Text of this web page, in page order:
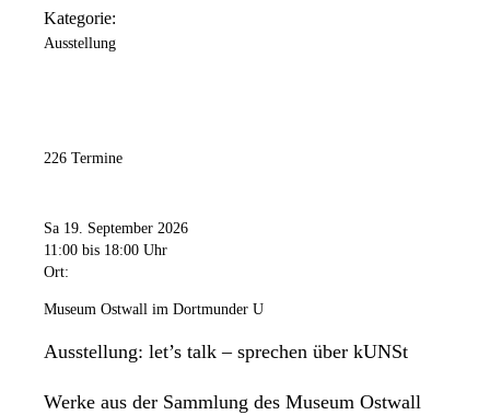
Kategorie:
Ausstellung
226 Termine
Sa 19. September 2026
11:00 bis 18:00 Uhr
Ort:
Museum Ostwall im Dortmunder U
Ausstellung: let’s talk – sprechen über kUNSt
Werke aus der Sammlung des Museum Ostwall